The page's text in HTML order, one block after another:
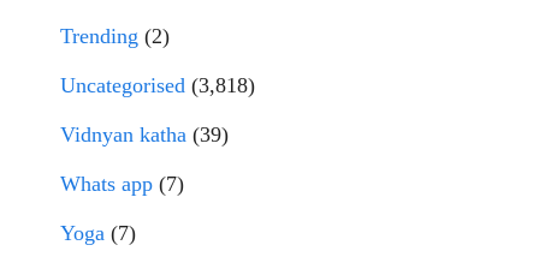
Trending (2)
Uncategorised (3,818)
Vidnyan katha (39)
Whats app (7)
Yoga (7)